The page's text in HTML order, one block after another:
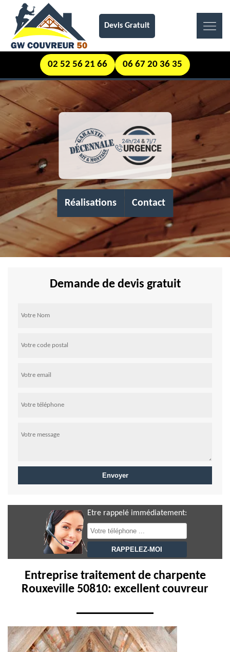
Devis Gratuit
02 52 56 21 66 06 67 20 36 35
Réalisations Contact
Demande de devis gratuit
Etre rappelé immédiatement:
Entreprise traitement de charpente
Rouxeville 50810: excellent couvreur